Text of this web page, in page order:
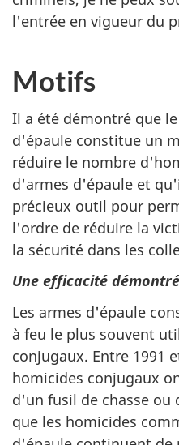
l'entrée en vigueur du
Motifs
Il a été démontré que
d'épaule constitue un
réduire le nombre
d'armes d'épaule et
précieux outil pour
l'ordre de réduire la
la sécurité dans les
Une efficacité
Les armes d'épaule
à feu le plus souvent
conjugaux. Entre 1991
homicides conjugaux
d'un fusil de chasse ou
que les homicides